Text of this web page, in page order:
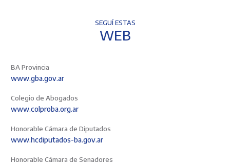
SEGUÍ ESTAS
WEB
BA Provincia
www.gba.gov.ar
Colegio de Abogados
www.colproba.org.ar
Honorable Cámara de Diputados
www.hcdiputados-ba.gov.ar
Honorable Cámara de Senadores